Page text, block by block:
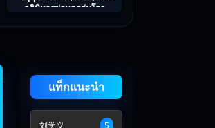
อภินิหารพ่อมดถล่มโลก
แท็กแนะนำ